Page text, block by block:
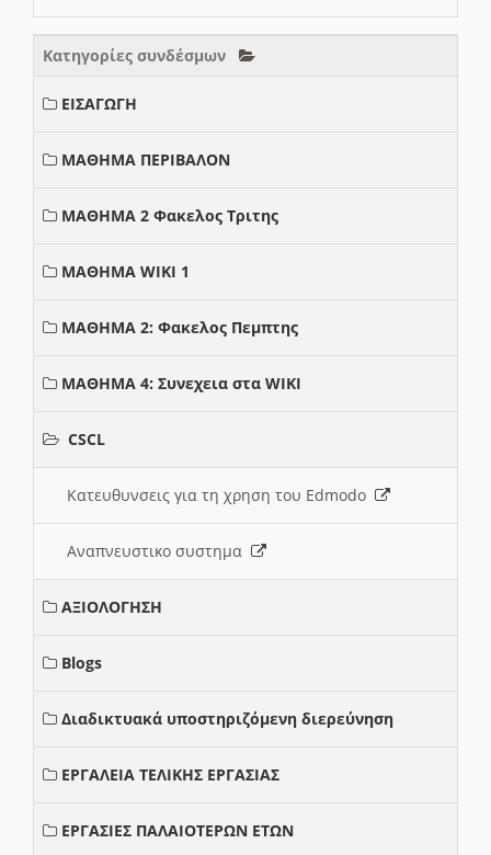
Κατηγορίες συνδέσμων
ΕΙΣΑΓΩΓΗ
ΜΑΘΗΜΑ ΠΕΡΙΒΑΛΟΝ
ΜΑΘΗΜΑ 2 Φακελος Τριτης
ΜΑΘΗΜΑ WIKI 1
ΜΑΘΗΜΑ 2: Φακελος Πεμπτης
ΜΑΘΗΜΑ 4: Συνεχεια στα WIKI
CSCL
Κατευθυνσεις για τη χρηση του Edmodo
Αναπνευστικο συστημα
ΑΞΙΟΛΟΓΗΣΗ
Blogs
Διαδικτυακά υποστηριζόμενη διερεύνηση
ΕΡΓΑΛΕΙΑ ΤΕΛΙΚΗΣ ΕΡΓΑΣΙΑΣ
ΕΡΓΑΣΙΕΣ ΠΑΛΑΙΟΤΕΡΩΝ ΕΤΩΝ